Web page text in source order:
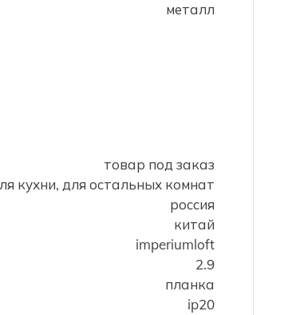
металл
товар под заказ
кухни, для остальных комнат
россия
китай
imperiumloft
2.9
планка
ip20